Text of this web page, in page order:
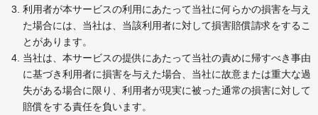
利用者が本サービスの利用にあたって当社に何らかの損害を与え
た場合には、当社は、当該利用者に対して損害賠償請求をするこ
とがあります。
当社は、本サービスの提供にあたって当社の責めに帰すべき事由
に基づき利用者に損害を与えた場合、当社に故意または重大な過
失がある場合に限り、利用者が現実に被った通常の損害に対して
賠償をする責任を負います。